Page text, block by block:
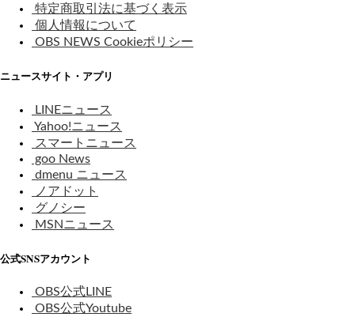
特定商取引法に基づく表示
個人情報について
OBS NEWS Cookieポリシー
ニュースサイト・アプリ
LINEニュース
Yahoo!ニュース
スマートニュース
goo News
dmenu ニュース
ノアドット
グノシー
MSNニュース
公式SNSアカウント
OBS公式LINE
OBS公式Youtube